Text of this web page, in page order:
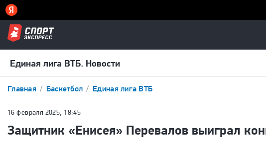
Единая лига ВТБ. Новости
Главная Баскетбол Единая лига ВТБ
16 февраля 2025, 18:45
Защитник «Енисея» Перевалов выиграл